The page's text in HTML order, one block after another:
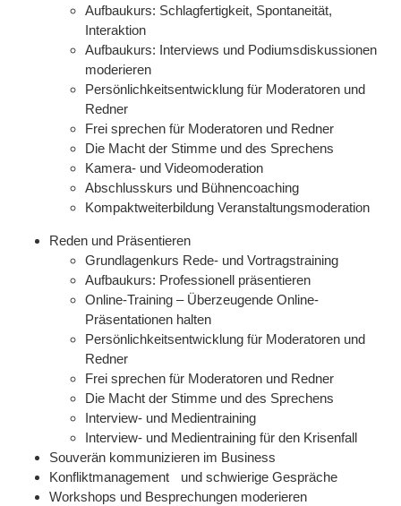
Aufbaukurs: Schlagfertigkeit, Spontaneität,
Interaktion
Aufbaukurs: Interviews und Podiumsdiskussionen
moderieren
Persönlichkeitsentwicklung für Moderatoren und
Redner
Frei sprechen für Moderatoren und Redner
Die Macht der Stimme und des Sprechens
Kamera- und Videomoderation
Abschlusskurs und Bühnencoaching
Kompaktweiterbildung Veranstaltungsmoderation
Reden und Präsentieren
Grundlagenkurs Rede- und Vortragstraining
Aufbaukurs: Professionell präsentieren
Online-Training – Überzeugende Online-
Präsentationen halten
Persönlichkeitsentwicklung für Moderatoren und
Redner
Frei sprechen für Moderatoren und Redner
Die Macht der Stimme und des Sprechens
Interview- und Medientraining
Interview- und Medientraining für den Krisenfall
Souverän kommunizieren im Business
Konfliktmanagement und schwierige Gespräche
Workshops und Besprechungen moderieren